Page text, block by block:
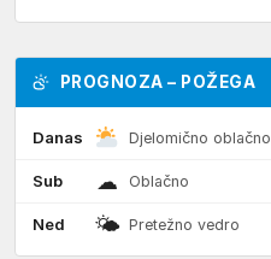
PROGNOZA – POŽEGA
Danas Djelomično oblačno
Sub ☁ Oblačno
Ned 🌤 Pretežno vedro